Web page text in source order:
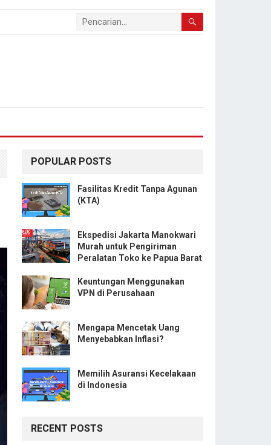
POPULAR POSTS
Fasilitas Kredit Tanpa Agunan
(KTA)
Ekspedisi Jakarta Manokwari
Murah untuk Pengiriman
Peralatan Toko ke Papua Barat
Keuntungan Menggunakan
VPN di Perusahaan
Mengapa Mencetak Uang
Menyebabkan Inflasi?
Memilih Asuransi Kecelakaan
di Indonesia
RECENT POSTS